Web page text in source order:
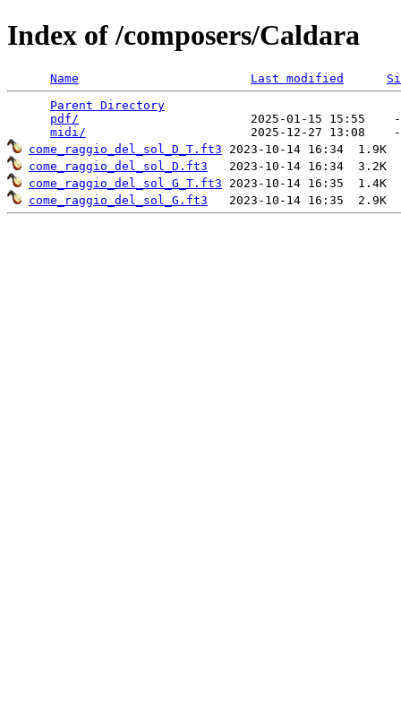
Index of /composers/Caldara
Name Last modified
Parent Directory
pdf/
2025-01-15 15:55
midi/
come_raggio_del_sol_D_T.ft3
come_raggio_del_sol_D.ft3
come_raggio_del_sol_G_T.ft3
come_raggio_del_sol_G.ft3